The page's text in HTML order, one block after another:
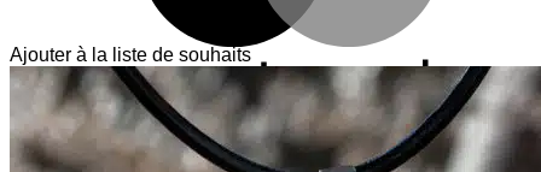
Ajouter à la liste de souhaits